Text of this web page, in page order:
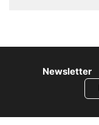
Newsletter